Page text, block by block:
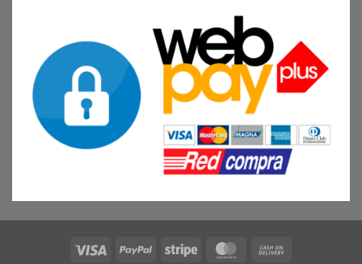
Visa PayPal Stripe MasterCard